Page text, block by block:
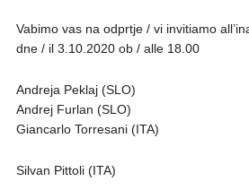
Vabimo vas na odprtje / vi invitiamo
dne / il 3.10.2020 ob / alle 18.00
Andreja Peklaj (SLO)
Andrej Furlan (SLO)
Giancarlo Torresani (ITA)
Silvan Pittoli (ITA)